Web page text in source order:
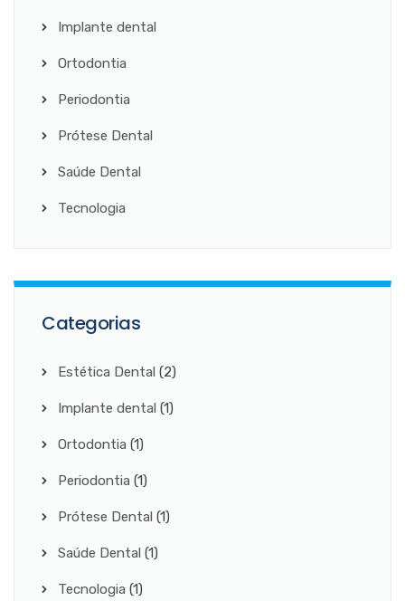
Implante dental
Ortodontia
Periodontia
Prótese Dental
Saúde Dental
Tecnologia
Categorias
Estética Dental (2)
Implante dental (1)
Ortodontia (1)
Periodontia (1)
Prótese Dental (1)
Saúde Dental (1)
Tecnologia (1)